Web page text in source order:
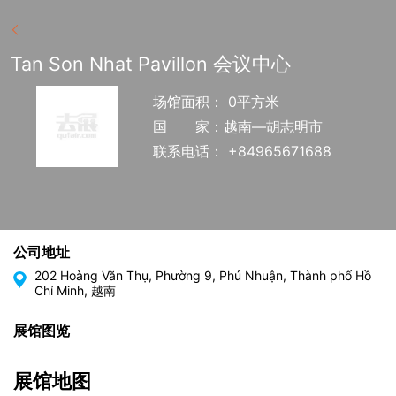
Tan Son Nhat Pavillon 会议中心
场馆面积： 0平方米
国
家：越南—胡志明市
联系电话： +84965671688
公司地址
202 Hoàng Văn Thụ, Phường 9, Phú Nhuận, Thành phố Hồ
Chí Minh, 越南
展馆图览
展馆地图